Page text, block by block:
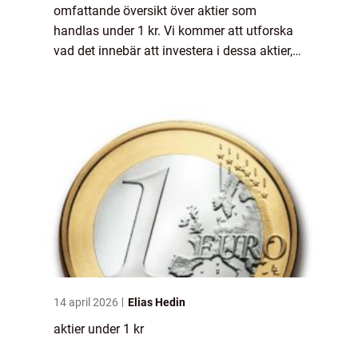
omfattande översikt över aktier som
handlas under 1 kr. Vi kommer att utforska
vad det innebär att investera i dessa aktier,
14 april 2026 Elias Hedin
aktier under 1 kr